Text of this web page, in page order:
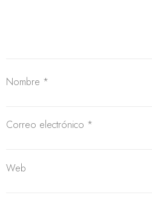
Nombre *
Correo electrónico *
Web